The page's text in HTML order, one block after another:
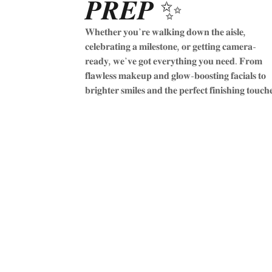
𝑷𝑹𝑬𝑷 ✨
𝐖𝐡𝐞𝐭𝐡𝐞𝐫 𝐲𝐨𝐮’𝐫𝐞 𝐰𝐚𝐥𝐤𝐢𝐧𝐠 𝐝𝐨𝐰𝐧 𝐭𝐡𝐞 𝐚𝐢𝐬𝐥𝐞,
𝐜𝐞𝐥𝐞𝐛𝐫𝐚𝐭𝐢𝐧𝐠 𝐚 𝐦𝐢𝐥𝐞𝐬𝐭𝐨𝐧𝐞, 𝐨𝐫 𝐠𝐞𝐭𝐭𝐢𝐧𝐠 𝐜𝐚𝐦𝐞𝐫𝐚-
𝐫𝐞𝐚𝐝𝐲, 𝐰𝐞’𝐯𝐞 𝐠𝐨𝐭 𝐞𝐯𝐞𝐫𝐲𝐭𝐡𝐢𝐧𝐠 𝐲𝐨𝐮 𝐧𝐞𝐞𝐝. 𝐅𝐫𝐨𝐦
𝐟𝐥𝐚𝐰𝐥𝐞𝐬𝐬 𝐦𝐚𝐤𝐞𝐮𝐩 𝐚𝐧𝐝 𝐠𝐥𝐨𝐰-𝐛𝐨𝐨𝐬𝐭𝐢𝐧𝐠 𝐟𝐚𝐜𝐢𝐚𝐥𝐬 𝐭𝐨
𝐛𝐫𝐢𝐠𝐡𝐭𝐞𝐫 𝐬𝐦𝐢𝐥𝐞𝐬 𝐚𝐧𝐝 𝐭𝐡𝐞 𝐩𝐞𝐫𝐟𝐞𝐜𝐭 𝐟𝐢𝐧𝐢𝐬𝐡𝐢𝐧𝐠